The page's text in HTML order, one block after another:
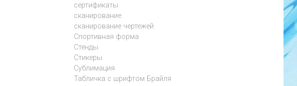
сертификаты
сканирование
сканирование чертежей
Спортивная форма
Стенды
Стикеры
Сублимация
Табличка с шрифтом Брайля